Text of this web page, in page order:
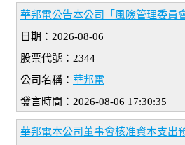
華邦電公告本公司「風險管理委員
日期：2026-08-06
股票代號：2344
公司名稱： 華邦電
發言時間：2026-08-06 17:30:35
華邦電本公司董事會核准資本支出